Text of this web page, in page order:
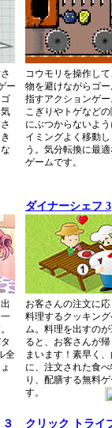
ー
コウモリを操作し
物を避けながらゴ
指すアクションゲ
こぎりやトゲなど
にぶつからないよ
イミングよく移動
う。気分転換に最
ゲームです。
全
ダイナーシェフ 3
お客さんの注文に
料理するクッキン
ム。料理を出すの
ると、お客さんが
まいます！素早く
に、注文された食
り、配膳する無料
す。
クリック トライ